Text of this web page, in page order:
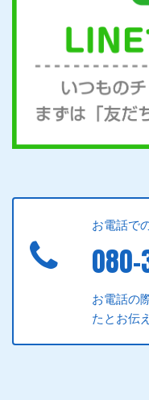
お電話で
080-
お電話の
たとお伝